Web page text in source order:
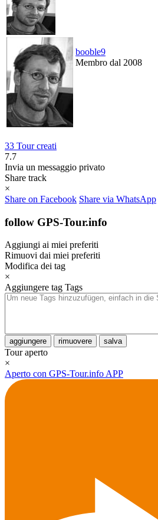
booble9
Membro dal 2008
33 Tour creati
7.7
Invia un messaggio privato
Share track
×
Share on Facebook Share via WhatsApp
follow GPS-Tour.info
Aggiungi ai miei preferiti
Rimuovi dai miei preferiti
Modifica dei tag
×
Aggiungere tag Tags
aggiungere rimuovere salva
Tour aperto
×
Aperto con GPS-Tour.info APP